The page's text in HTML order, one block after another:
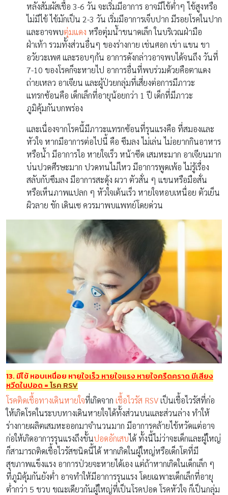
หลังสัมผัสเชื้อ 3-6 วัน จะเริ่มมีอาการ อาจมีไข้ต่ำๆ ไข้สูงหรือ
ไม่มีไข้ ไข้มักเป็น 2-3 วัน เริ่มมีอาการเจ็บปาก มีรอยโรคในปาก
และอาจพบตุ่มแดง หรือตุ่มน้ำขนาดเล็ก ในบริเวณฝ่ามือ
ฝ่าเท้า รวมทั้งส่วนอื่นๆ ของร่างกาย เช่นศอก เข่า แขน ขา
อวัยวะเพศ และรอบๆก้น อาการดังกล่าวอาจพบได้จนถึง วันที่
7-10 ของโรคก็จะหายไป อาการอื่นที่พบร่วมด้วยคือตาแดง
ถ่ายเหลว อาเจียน และผู้ป่วยกลุ่มที่เสี่ยงต่อการมีภาวะ
แทรกซ้อนคือ เด็กเล็กที่อายุน้อยกว่า 1 ปี เด็กที่มีภาวะ
ภูมิคุ้มกันบกพร่อง
และเนื่องจากโรคนี้มีภาวะแทรกซ้อนที่รุนแรงคือ ที่สมองและ
หัวใจ หากมีอาการต่อไปนี้ คือ ซึมลง ไม่เล่น ไม่อยากกินอาหาร
หรือน้ำ มีอาการไอ หายใจเร็ว หน้าซีด เสมหะมาก อาเจียนมาก
บ่นปวดศีรษะมาก ปวดทนไม่ไหว มีอาการพูดเพ้อ ไม่รู้เรื่อง
สลับกับซึมลง มีอาการสะดุ้ง ผวา ตัวสั่น ๆ แขนหรือมือสั่น
หรือเห็นภาพแปลก ๆ หัวใจเต้นเร็ว หายใจหอบเหนื่อย ตัวเย็น
ผิวลาย ชัก เดินเซ ควรมาพบแพทย์โดยด่วน
13. มีไข้ หอบเหนื่อย หายใจเร็ว หายใจแรง หายใจครืดคราด มีเสียง
หวีดในปอด =โรค RSV
โรคติดเชื้อทางเดินหายใจที่เกิดจาก เชื้อไวรัส RSVเป็นเชื้อไวรัสที่ก่อ
ให้เกิดโรคในระบบทางเดินหายใจได้ทั้งส่วนบนและส่วนล่าง ทำให้
ร่างกายผลิตเสมหะออกมาจำนวนมาก มีอาการคล้ายไข้หวัดแต่อาจ
ก่อให้เกิดอาการรุนแรงถึงขั้นปอดอักเสบได้ ทั้งนี้ไม่ว่าจะเด็กและผู้ใหญ่
ก็สามารถติดเชื้อไวรัสชนิดนี้ได้ หากเกิดในผู้ใหญ่หรือเด็กโตที่มี
สุขภาพแข็งแรง อาการป่วยจะหายได้เอง แต่ถ้าหากเกิดในเด็กเล็ก ๆ
ที่ภูมิคุ้มกันยังต่ำ อาจทำให้มีอาการรุนแรง โดยเฉพาะเด็กเล็กที่อายุ
ต่ำกว่า 5 ขวบ ขณะเดียวกันผู้ใหญ่ที่เป็นโรคปอด โรคหัวใจ ก็เป็นกลุ่ม